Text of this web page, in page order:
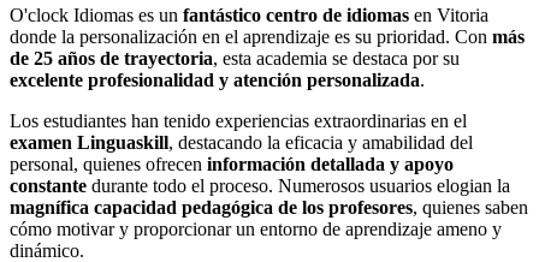
O'clock Idiomas es un fantástico centro de idiomas en Vitoria
donde la personalización en el aprendizaje es su prioridad. Con más
de 25 años de trayectoria, esta academia se destaca por su
excelente profesionalidad y atención personalizada.
Los estudiantes han tenido experiencias extraordinarias en el
examen Linguaskill, destacando la eficacia y amabilidad del
personal, quienes ofrecen información detallada y apoyo
constante durante todo el proceso. Numerosos usuarios elogian la
magnífica capacidad pedagógica de los profesores, quienes saben
cómo motivar y proporcionar un entorno de aprendizaje ameno y
dinámico.